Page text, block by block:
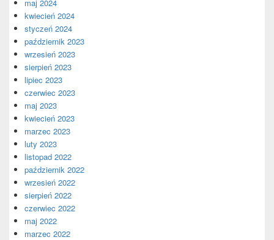
maj 2024
kwiecień 2024
styczeń 2024
październik 2023
wrzesień 2023
sierpień 2023
lipiec 2023
czerwiec 2023
maj 2023
kwiecień 2023
marzec 2023
luty 2023
listopad 2022
październik 2022
wrzesień 2022
sierpień 2022
czerwiec 2022
maj 2022
marzec 2022